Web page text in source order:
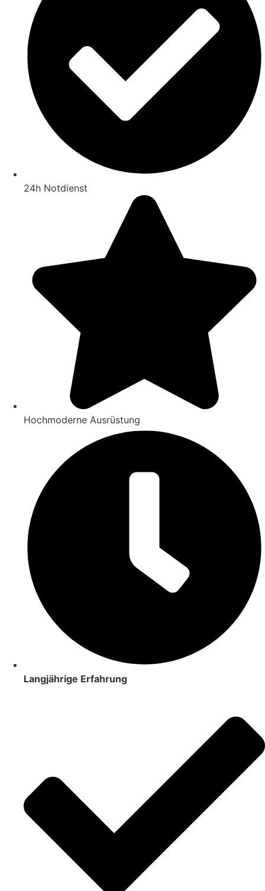
24h Notdienst
Hochmoderne Ausrüstung
Langjährige Erfahrung